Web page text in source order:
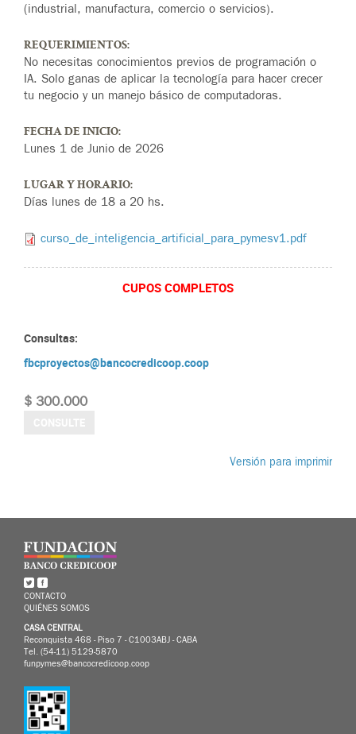
(industrial, manufactura, comercio o servicios).
REQUERIMIENTOS:
No necesitas conocimientos previos de programación o
IA. Solo ganas de aplicar la tecnología para hacer crecer
tu negocio y un manejo básico de computadoras.
FECHA DE INICIO:
Lunes 1 de Junio de 2026
LUGAR Y HORARIO:
Días lunes de 18 a 20 hs.
curso_de_inteligencia_artificial_para_pymesv1.pdf
CUPOS COMPLETOS
Consultas:
fbcproyectos@bancocredicoop.coop
$ 300.000
Versión para imprimir
CONTACTO
QUIÉNES SOMOS
CASA CENTRAL
Reconquista 468 - Piso 7 - C1003ABJ - CABA
Tel. (54-11) 5129-5870
funpymes@bancocredicoop.coop